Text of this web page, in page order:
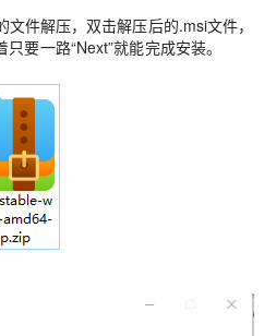
件解压，双击解压后的.msi文件，
要一路“Next”就能完成安装。